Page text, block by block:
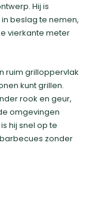
Hij is
beslag te nemen,
vierkante meter
ruim grilloppervlak
kunt grillen.
rook en geur,
omgevingen
hij snel op te
zonder